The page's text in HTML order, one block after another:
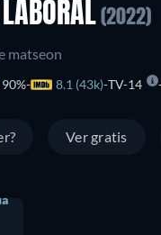
(2022)
matseon
90% 8.1 (43k) TV-14
Ver gratis